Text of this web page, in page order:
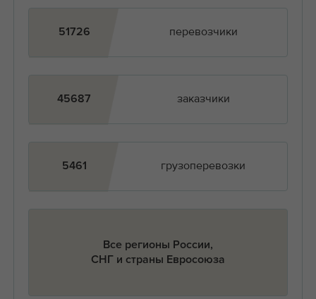
51726 перевозчики
45687 заказчики
5461 грузоперевозки
Все регионы России,
СНГ и страны Евросоюза